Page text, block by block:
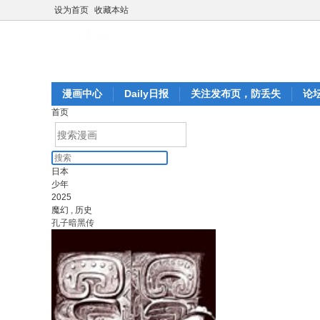
设为首页 收藏本站
漫画中心 Daily日报 关注发布页，防丢失 论
首页
日本
少年
2025
魔幻 , 历史
孔子暗黑传